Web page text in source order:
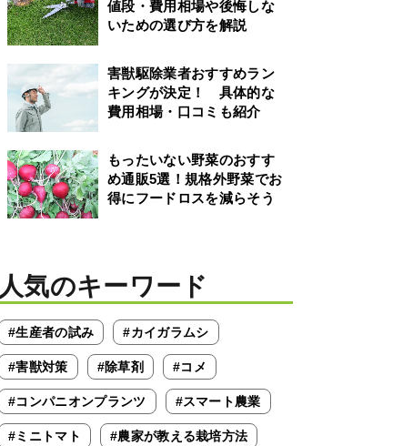
値段・費用相場や後悔しな
いための選び方を解説
害獣駆除業者おすすめラン
キングが決定！ 具体的な
費用相場・口コミも紹介
もったいない野菜のおすす
め通販5選！規格外野菜でお
得にフードロスを減らそう
人気のキーワード
#生産者の試み #カイガラムシ
#害獣対策 #除草剤 #コメ
#コンパニオンプランツ #スマート農業
#ミニトマト #農家が教える栽培方法